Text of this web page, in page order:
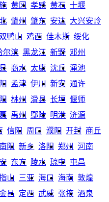
黄冈 孝感 黄石 十堰
肇州 肇东 安达 大兴安岭
双鸭山 鸡西 佳木斯 绥化
尔滨 黑龙江 新野 邓州
商水 太康 沈丘 渑池
孟津 伊川 新安 通许
林州 滑县 长垣 偃师
禹州 鄢陵 明港 济源
信阳 周口 濮阳 开封 商丘
南阳 新乡 洛阳 郑州
河南
东方 陵水 琼中 屯昌
山 三亚 海口 海南 敦煌
昌 定西 武威 张掖 酒泉